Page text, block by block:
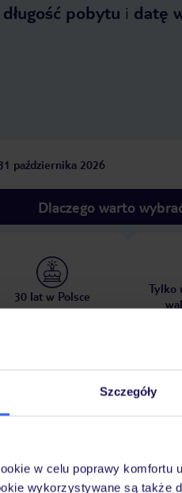
Szczegóły
w celu poprawy komfortu
wykorzystywane są także
długość pobytu i datę
października 2026
Dlaczego warto
30 lat w Polsce
Tylko
Wyżywienie
piaszczysto-żwirowa
leżaki za